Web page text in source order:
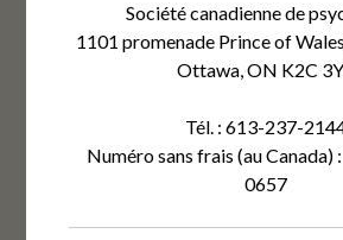
Société canadienne de
1101 promenade Prince of
Ottawa, ON K2C
Tél. : 613-237-
Numéro sans frais (au
0657